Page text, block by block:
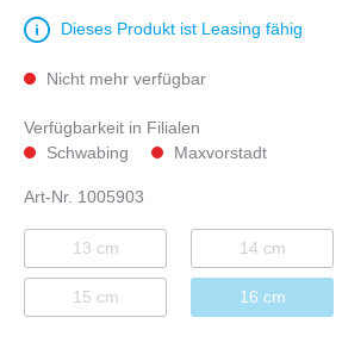
Dieses Produkt ist Leasing fähig
Nicht mehr verfügbar
Verfügbarkeit in Filialen
Schwabing
Maxvorstadt
Art-Nr. 1005903
13 cm 14 cm
15 cm 16 cm